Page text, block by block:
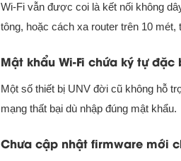
Wi-Fi vẫn được coi là kết nối không
tông, hoặc cách xa router trên 10
Mật khẩu Wi-Fi chứa ký tự
Một số thiết bị UNV đời cũ không hỗ
mạng thất bại dù nhập đúng mật khẩu.
Chưa cập nhật firmware mới